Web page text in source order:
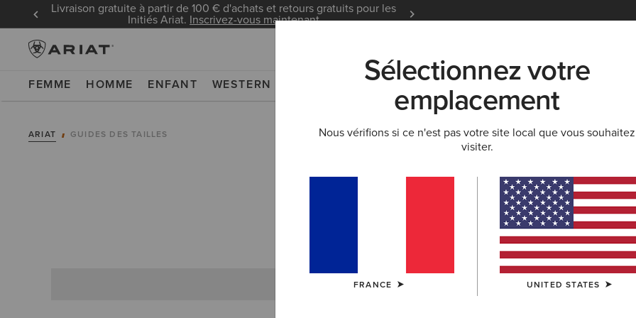
Livraison gratuite à partir de 100 € d'achats et retours gratuits pour les
Initiés Ariat. Inscrivez-vous maintenant
FEMME HOMME ENFANT WESTERN NOUVEAUTÉS & SÉLECTIONS ARIAT LIFE
ARIAT GUIDES DES TAILLES
Guides des tailles
ENFANT CHIEN
PANTALONS CHAUSSURES
Sélectionnez votre
emplacement
Nous vérifions si ce n'est pas votre site local que vous souhaitez
visiter.
FRANCE UNITED STATES